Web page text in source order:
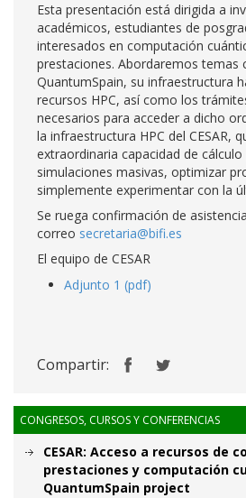
Esta presentación está dirigida a
académicos, estudiantes de
interesados en computación
prestaciones. Abordaremos temas
QuantumSpain, su infraestructura
recursos HPC, así como los
necesarios para acceder a dicho
la infraestructura HPC del CESAR,
extraordinaria capacidad de
simulaciones masivas, optimizar
simplemente experimentar con la
Se ruega confirmación de
correo secretaria@bifi.es
El equipo de CESAR
Adjunto 1 (pdf)
Compartir:
CONGRESOS, CURSOS Y CONFERENCIAS
CESAR: Acceso a recursos de
prestaciones y computación
QuantumSpain project